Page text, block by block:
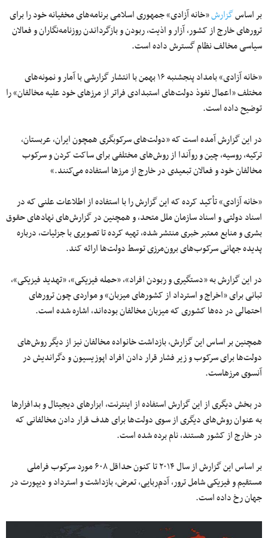
بر اساسگزارش«خانه آزادی» جمهوری اسلامی برنامه‌های مخفیانه خود را برای
ترورهای خارج از کشور، آزار و اذیت، ربودن و بازگرداندن روزنامه‌نگاران و فعالان
سیاسی مخالف نظام گسترش داده است.
«خانه آزادی» بامداد پنجشنبه ۱۶ بهمن با انتشار گزارشی با آمار و نمونه‌های
مختلف «اعمال نفوذ دولت‌های استبدادی فراتر از مرزهای خود علیه مخالفان» را
توضیح داده است.
در این گزارش آمده است که «دولت‌های سرکوبگری همچون ایران، عربستان،
ترکیه، روسیه، چین و روآندا از روش‌های مختلفی برای ساکت کردن و سرکوب
مخالفان خود و فعالان تبعیدی در خارج از مرزها استفاده می‌کنند.»
«خانه آزادی» تأکید کرده که این گزارش را با استفاده از اطلاعات علنی که در
اسناد دولتی و اسناد سازمان ملل متحد، و همچنین در گزارش‌های نهادهای حقوق
بشری و منابع معتبر خبری منتشر شده، تهیه کرده تا تصویری با جزئیات،‌ درباره
پدیده جهانی سرکوب‌های برون‌مرزی توسط دولت‌ها ارائه کند.
در این گزارش به «دستگیری و ربودن افراد»، «حمله فیزیکی»، «تهدید فیزیکی»،
تبانی برای «اخراج و استرداد از کشورهای میزبان» و مواردی چون ترورهای
احتمالی در ده‌ها کشوری که میزبان مخالفان بوده‌اند، اشاره شده است.
همچنین بر اساس این گزارش، بازداشت خانواده مخالفان نیز از دیگر روش‌های
دولت‌ها برای سرکوب و زیر فشار قرار دادن افراد اپوزیسیون و دگراندیش در
آنسوی مرزهاست.
در بخش دیگری از این گزارش استفاده از اینترنت، ابزارهای دیجیتال و بدافزارها
به عنوان روش‌های دیگری از سوی دولت‌ها برای هدف قرار دادن مخالفانی که
در خارج از کشور هستند، نام برده شده است.
بر اساس این گزارش از سال ۲۰۱۴ تا کنون حداقل ۶۰۸ مورد سرکوب فراملی
مستقیم و فیزیکی شامل ترور، آدم‌ربایی، تعرض، بازداشت و استرداد و دیپورت در
جهان رخ داده است.